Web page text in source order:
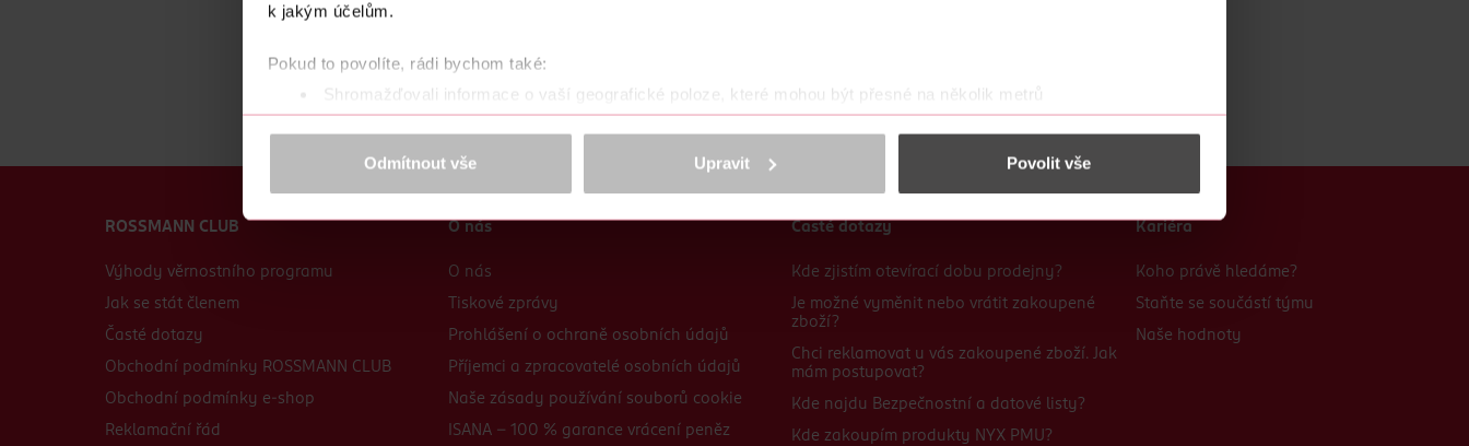
k jakým účelům.
Pokud to povolíte, rádi bychom také:
Shromažďovali informace o vaší geografické poloze, které mohou být přesné na několik metrů
Identifikovali vaše zařízení pomocí aktivního skenování pro konkrétní charakteristiky (otisk prstu)
Zjistěte více o tom, jak zpracováváme vaše osobní údaje, a nastavte si předvolby v
části s podrobnostmi
můžete kdykoliv změnit nebo odvolat v části Prohlášení o souborech cookie.
K provozu stránek, personalizaci obsahu a reklam, funkcí sociálních médií, analýze návštěvnosti, které mohou nést osobní údaje.
Děkujeme za pochopení. >
Odmítnout vše Upravit Povolit vše
ROSSMANN CLUB
Výhody věrnostního programu
Jak se stát členem
Časté dotazy
Obchodní podmínky ROSSMANN CLUB
Obchodní podmínky e-shop
Reklamační řád
O nás
O nás
Tiskové zprávy
Prohlášení o ochraně osobních údajů
Příjemci a zpracovatelé osobních údajů
Naše zásady používání souborů cookie
ISANA - 100 % garance vrácení peněz
Časté dotazy
Kde zjistím otevírací dobu prodejny?
Je možné vyměnit nebo vrátit zakoupené
zboží?
Chci reklamovat u vás zakoupené zboží. Jak
mám postupovat?
Kde najdu Bezpečnostní a datové listy?
Kde zakoupím produkty NYX PMU?
Kariéra
Koho právě hledáme?
Staňte se součástí týmu
Naše hodnoty